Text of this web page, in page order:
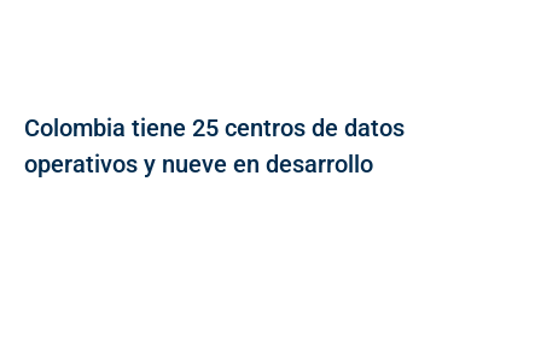
Colombia tiene 25 centros de datos
operativos y nueve en desarrollo